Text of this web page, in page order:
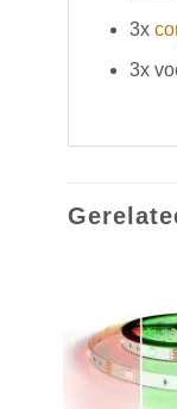
3x
3x